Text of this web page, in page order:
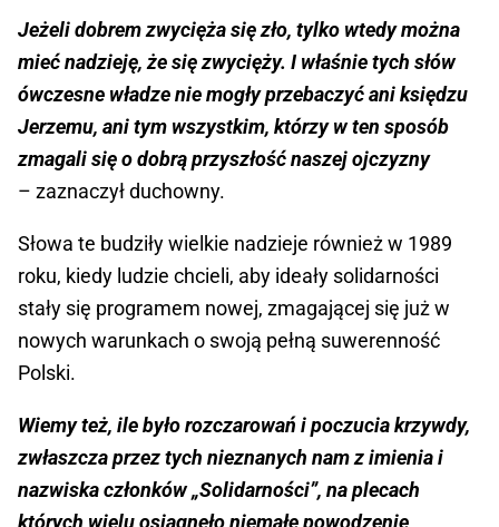
Jeżeli dobrem zwycięża się zło, tylko wtedy można
mieć nadzieję, że się zwycięży. I właśnie tych słów
ówczesne władze nie mogły przebaczyć ani księdzu
Jerzemu, ani tym wszystkim, którzy w ten sposób
zmagali się o dobrą przyszłość naszej ojczyzny
– zaznaczył duchowny.
Słowa te budziły wielkie nadzieje również w 1989
roku, kiedy ludzie chcieli, aby ideały solidarności
stały się programem nowej, zmagającej się już w
nowych warunkach o swoją pełną suwerenność
Polski.
Wiemy też, ile było rozczarowań i poczucia krzywdy,
zwłaszcza przez tych nieznanych nam z imienia i
nazwiska członków „Solidarności”, na plecach
których wielu osiągnęło niemałe powodzenie